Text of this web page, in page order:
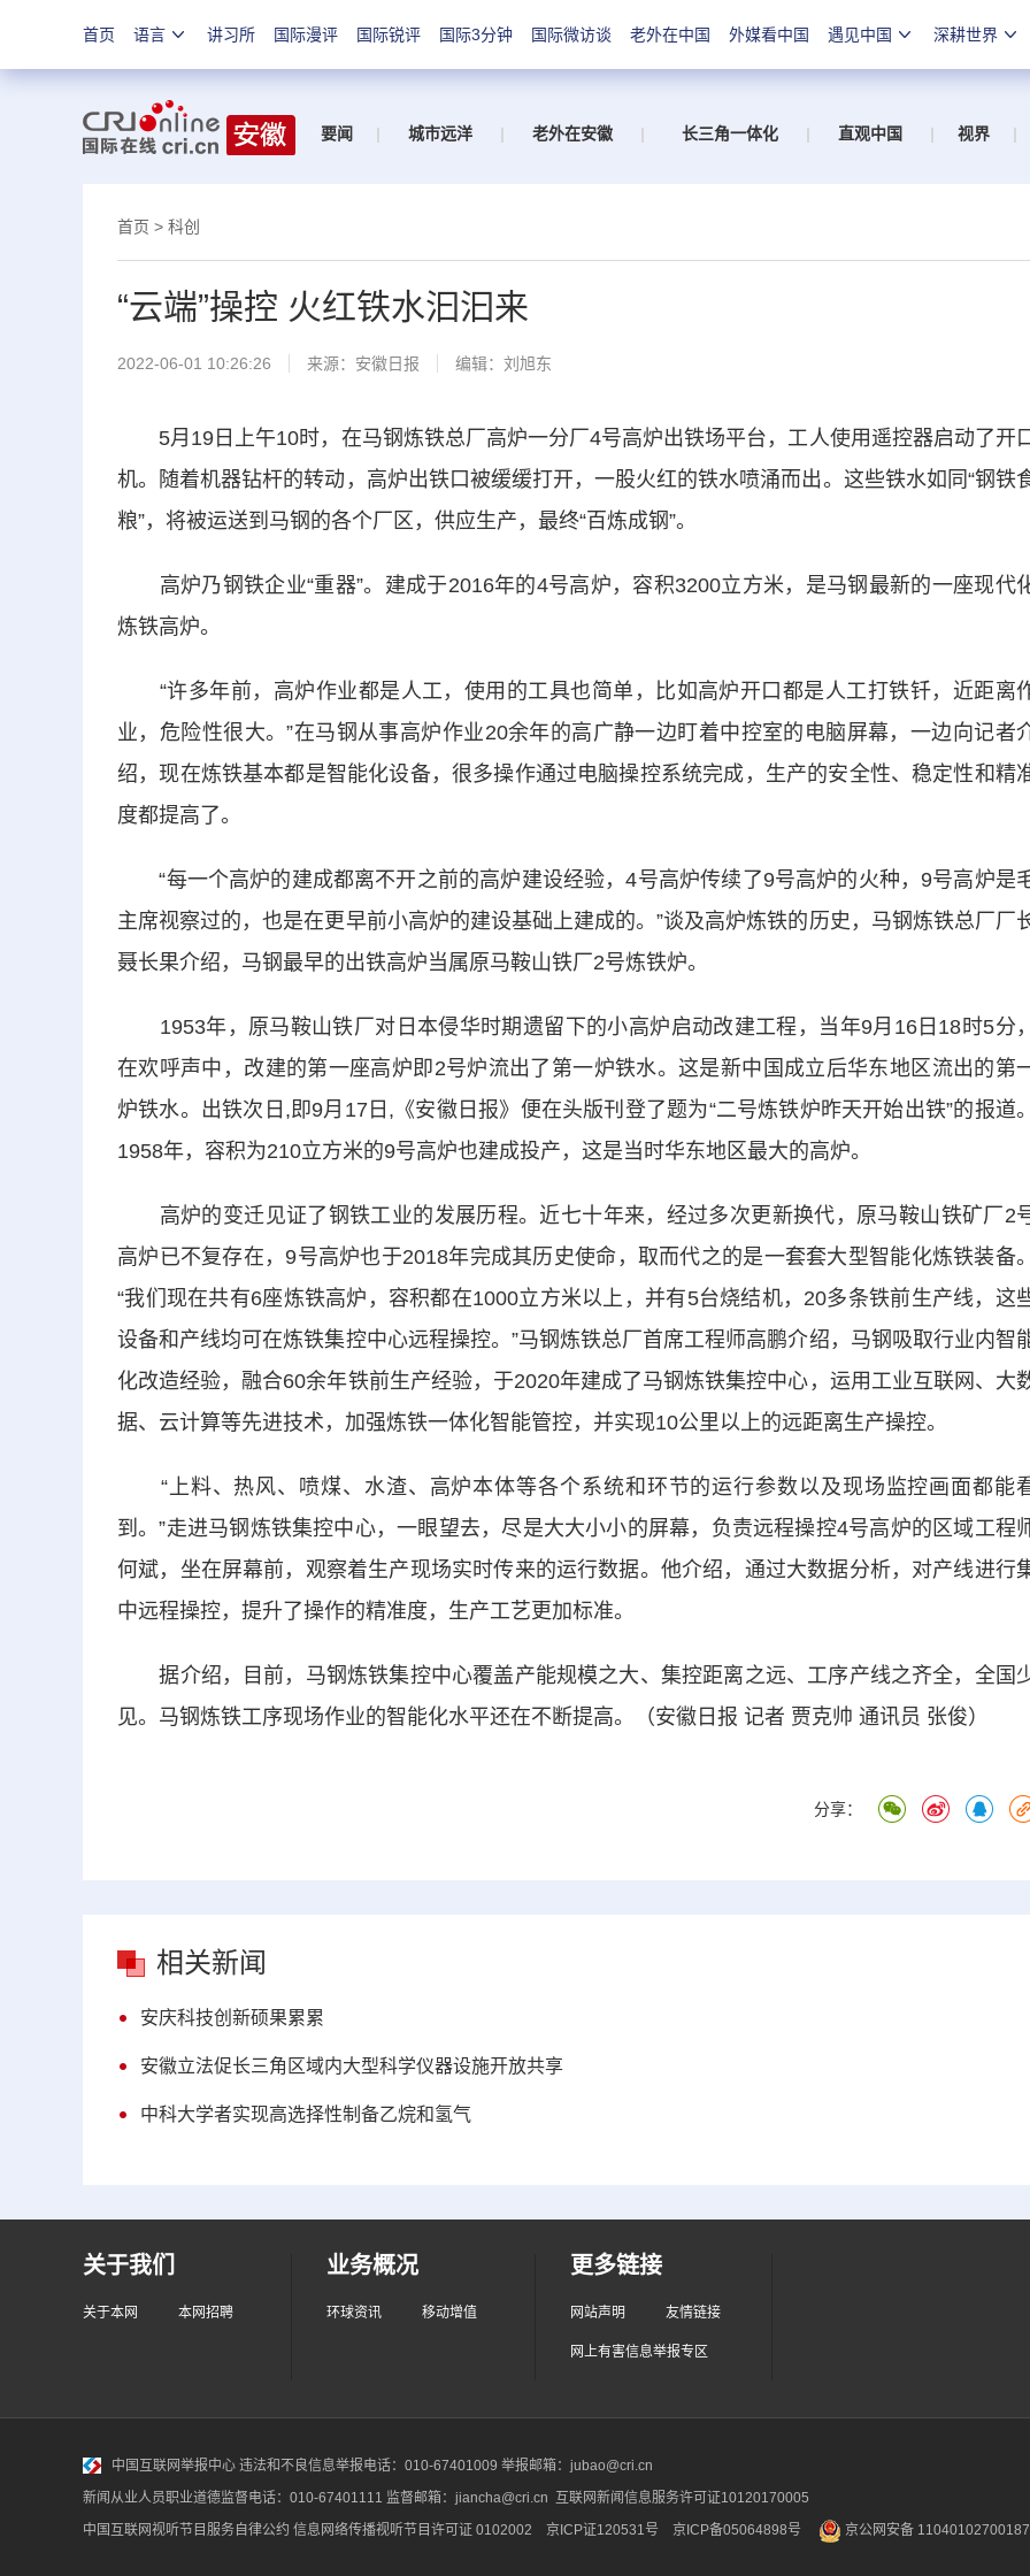
首页 语言 讲习所 国际漫评 国际锐评 国际3分钟 国际微访谈 老外在中国 外媒看中国 遇见中国 深耕世界
要闻 | 城市远洋 | 老外在安徽 | 长三角一体化 | 直观中国 | 视界 |
首页 > 科创
“云端”操控 火红铁水汩汩来
2022-06-01 10:26:26 来源： 安徽日报 编辑：刘旭东
5月19日上午10时，在马钢炼铁总厂高炉一分厂4号高炉出铁场平台，工人使用遥控器启动了开
机。随着机器钻杆的转动，高炉出铁口被缓缓打开，一股火红的铁水喷涌而出。这些铁水如同“钢铁
粮”，将被运送到马钢的各个厂区，供应生产，最终“百炼成钢”。
高炉乃钢铁企业“重器”。建成于2016年的4号高炉，容积3200立方米，是马钢最新的一座现代
炼铁高炉。
“许多年前，高炉作业都是人工，使用的工具也简单，比如高炉开口都是人工打铁钎，近距离
业，危险性很大。”在马钢从事高炉作业20余年的高广静一边盯着中控室的电脑屏幕，一边向记者
绍，现在炼铁基本都是智能化设备，很多操作通过电脑操控系统完成，生产的安全性、稳定性和精
度都提高了。
“每一个高炉的建成都离不开之前的高炉建设经验，4号高炉传续了9号高炉的火种，9号高炉是
主席视察过的，也是在更早前小高炉的建设基础上建成的。”谈及高炉炼铁的历史，马钢炼铁总厂厂
聂长果介绍，马钢最早的出铁高炉当属原马鞍山铁厂2号炼铁炉。
1953年，原马鞍山铁厂对日本侵华时期遗留下的小高炉启动改建工程，当年9月16日18时5分
在欢呼声中，改建的第一座高炉即2号炉流出了第一炉铁水。这是新中国成立后华东地区流出的第
炉铁水。出铁次日,即9月17日,《安徽日报》便在头版刊登了题为“二号炼铁炉昨天开始出铁”的报道
1958年，容积为210立方米的9号高炉也建成投产，这是当时华东地区最大的高炉。
高炉的变迁见证了钢铁工业的发展历程。近七十年来，经过多次更新换代，原马鞍山铁矿厂2
高炉已不复存在，9号高炉也于2018年完成其历史使命，取而代之的是一套套大型智能化炼铁装备
“我们现在共有6座炼铁高炉，容积都在1000立方米以上，并有5台烧结机，20多条铁前生产线，这
设备和产线均可在炼铁集控中心远程操控。”马钢炼铁总厂首席工程师高鹏介绍，马钢吸取行业内智
化改造经验，融合60余年铁前生产经验，于2020年建成了马钢炼铁集控中心，运用工业互联网、大
据、云计算等先进技术，加强炼铁一体化智能管控，并实现10公里以上的远距离生产操控。
“上料、热风、喷煤、水渣、高炉本体等各个系统和环节的运行参数以及现场监控画面都能
到。”走进马钢炼铁集控中心，一眼望去，尽是大大小小的屏幕，负责远程操控4号高炉的区域工程
何斌，坐在屏幕前，观察着生产现场实时传来的运行数据。他介绍，通过大数据分析，对产线进行
中远程操控，提升了操作的精准度，生产工艺更加标准。
据介绍，目前，马钢炼铁集控中心覆盖产能规模之大、集控距离之远、工序产线之齐全，全国
见。马钢炼铁工序现场作业的智能化水平还在不断提高。（安徽日报 记者 贾克帅 通讯员 张俊）
分享：
相关新闻
安庆科技创新硕果累累
安徽立法促长三角区域内大型科学仪器设施开放共享
中科大学者实现高选择性制备乙烷和氢气
关于我们
关于本网 本网招聘
业务概况
环球资讯 移动增值
更多链接
网站声明 友情链接
网上有害信息举报专区
中国互联网举报中心 违法和不良信息举报电话：010-67401009 举报邮箱：jubao@cri.cn
新闻从业人员职业道德监督电话：010-67401111 监督邮箱：jiancha@cri.cn 互联网新闻信息服务许可证10120170005
中国互联网视听节目服务自律公约 信息网络传播视听节目许可证 0102002 京ICP证120531号 京ICP备05064898号 京公网安备